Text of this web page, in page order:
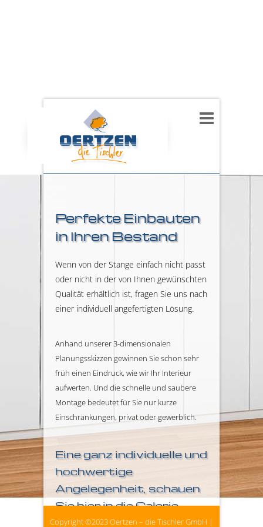
Perfekte Einbauten
in Ihren Bestand
Wenn von der Stange einfach nicht passt
oder nicht in der von Ihnen gewünschten
Qualität erhältlich ist, fragen Sie uns nach
einer individuell angefertigten Lösung.
Anhand unserer 3-dimensionalen
Planungsskizzen gewinnen Sie schon sehr
früh einen Eindruck, wie wir Ihr Interieur
aufwerten. Und die schnelle und saubere
Montage bedeutet für Sie nur kurze
Einschränkungen, privat oder gewerblich.
Eine ganz individuelle und
hochwertige
Angelegenheit, schauen
Sie hier in die Galerie…
Copyright ©2023Oertzen – die Tischler GmbH |